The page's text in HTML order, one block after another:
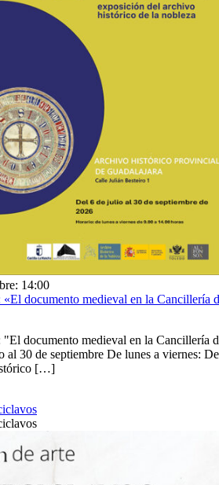
14:00
documento medieval en la Cancillería
documento medieval en la Cancillería
30 de septiembre De lunes a viernes: De
[…]